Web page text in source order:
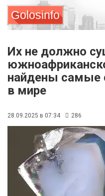
Golosinfo
Их не должно
найдены самые
в мире
28.09.2025 в 07:34 286